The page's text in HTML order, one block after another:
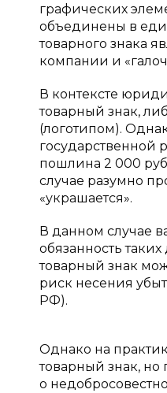
графических
объединены в
товарного знака
компании и
В контексте
товарный знак,
(логотипом).
государственной
пошлина 2 000
случае разумно
«украшается».
В данном случае
обязанность
товарный знак
риск несения
РФ).
Однако на
товарный знак,
о